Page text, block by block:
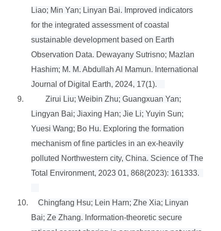
Liao; Min Yan; Linyan Bai. Improved indicators
for the integrated assessment of coastal
sustainable development based on Earth
Observation Data. Dewayany Sutrisno; Mazlan
Hashim; M. M. Abdullah Al Mamun. International
Journal of Digital Earth, 2024, 17(1).
9.
Zirui Liu; Weibin Zhu; Guangxuan Yan;
Lingyan Bai; Jiaxing Han; Jie Li; Yuyin Sun;
Yuesi Wang; Bo Hu. Exploring the formation
mechanism of fine particles in an ex-heavily
polluted Northwestern city, China. Science of The
Total Environment, 2023 01, 868(2023): 161333.
10.
Chingfang Hsu; Lein Harn; Zhe Xia; Linyan
Bai; Ze Zhang. Information-theoretic secure